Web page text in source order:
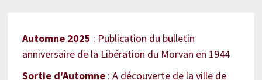
Automne 2025 : Publication du bulletin
anniversaire de la Libération du Morvan en 1944
Sortie d'Automne : A découverte de la ville de